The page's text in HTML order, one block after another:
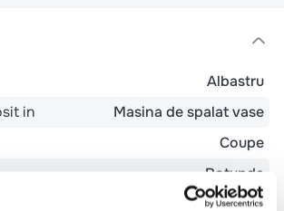
Albastru
in
Masina de spalat vase
Coupe
Rotunda
Portelan